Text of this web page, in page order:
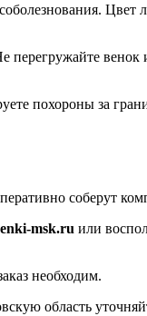
венок
похороны за
соберут
msk.ru или
необходим.
область